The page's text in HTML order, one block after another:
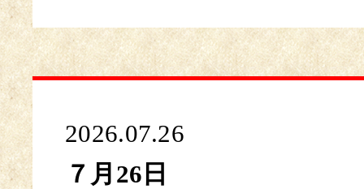
2026.07.26
７月26日